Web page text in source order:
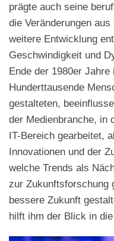
prägte auch seine
die Veränderungen
weitere Entwicklung
Geschwindigkeit und
Ende der 1980er
Hunderttausende
gestalteten,
der Medienbranche, in
IT-Bereich gearbeitet,
Innovationen und der
welche Trends als
zur Zukunftsforschung
bessere Zukunft
hilft ihm der Blick in